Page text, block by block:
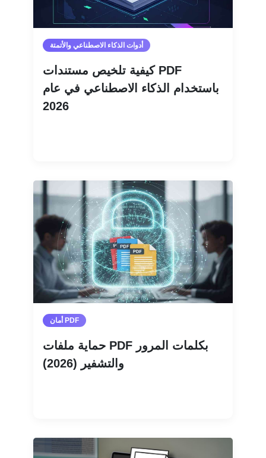
أدوات الذكاء الاصطناعي والأتمتة
كيفية تلخيص مستندات PDF
باستخدام الذكاء الاصطناعي في عام
2026
أمان PDF
حماية ملفات PDF بكلمات المرور
والتشفير (2026)